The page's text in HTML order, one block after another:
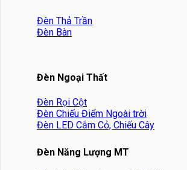
Đèn Thả Trần
Đèn Bàn
Đèn Ngoại Thất
Đèn Rọi Cột
Đèn Chiếu Điểm Ngoài trời
Đèn LED Cắm Cỏ, Chiếu Cây
Đèn Năng Lượng MT